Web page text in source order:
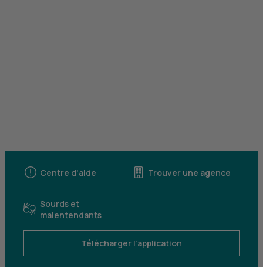
Centre d'aide Trouver une agence
Sourds et
malentendants
Télécharger l'application